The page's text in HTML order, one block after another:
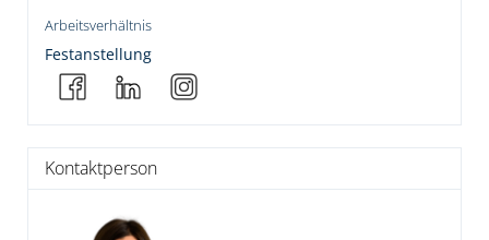
Arbeitsverhältnis
Festanstellung
Kontaktperson